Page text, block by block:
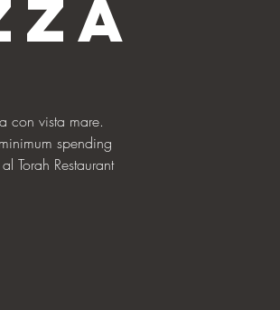
con vista mare.
spending
Torah Restaurant